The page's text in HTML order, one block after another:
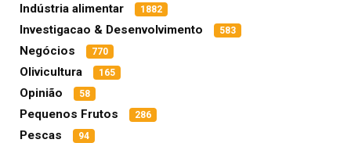
Indústria alimentar 1882
Investigacao & Desenvolvimento 583
Negócios 770
Olivicultura 165
Opinião 58
Pequenos Frutos 286
Pescas 94